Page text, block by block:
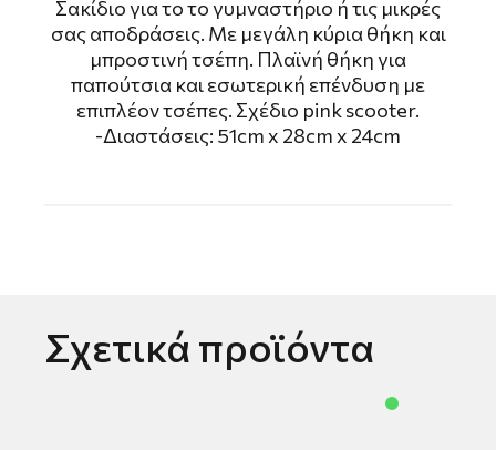
Σακίδιο για το το γυμναστήριο ή τις μικρές
σας αποδράσεις. Με μεγάλη κύρια θήκη και
μπροστινή τσέπη. Πλαϊνή θήκη για
παπούτσια και εσωτερική επένδυση με
επιπλέον τσέπες. Σχέδιο pink scooter.
-Διαστάσεις: 51cm x 28cm x 24cm
Σχετικά προϊόντα